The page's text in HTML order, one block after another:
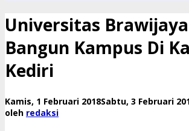
Universitas
Bangun Kampus Di
Kediri
Kamis, 1 Februari 2018Sabtu, 3 Februari
oleh redaksi